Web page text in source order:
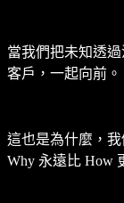
當我們把未知透
客戶，一起向前。
這也是為什麼，
Why 永遠比 How